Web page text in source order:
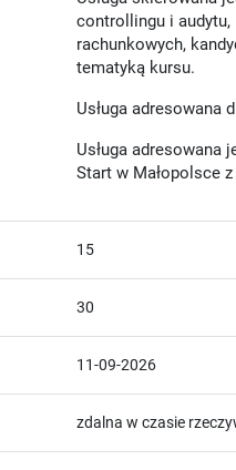
controllingu i
rachunkowych,
tematyką kursu.
Usługa adresowana
Usługa adresowana
Start w Małopolsce z
15
30
11-09-2026
zdalna w czasie